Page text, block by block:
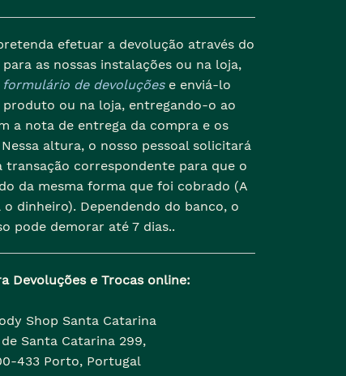
efetuar a devolução através do
as nossas instalações ou na loja,
formulário de devoluçõese enviá-lo
ou na loja, entregando-o ao
a nota de entrega da compra e os
altura, o nosso pessoal solicitará
transação correspondente para que o
da mesma forma que foi cobrado (A
dinheiro). Dependendo do banco, o
pode demorar até 7 dias..
Devoluções e Trocas online:
Shop Santa Catarina
de Santa Catarina 299,
433 Porto, Portugal